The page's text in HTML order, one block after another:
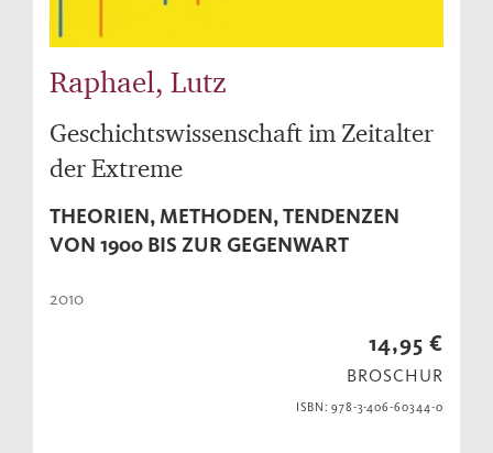
Raphael, Lutz
Geschichtswissenschaft im Zeitalter
der Extreme
THEORIEN, METHODEN, TENDENZEN
VON 1900 BIS ZUR GEGENWART
2010
14,95 €
BROSCHUR
ISBN: 978-3-406-60344-0